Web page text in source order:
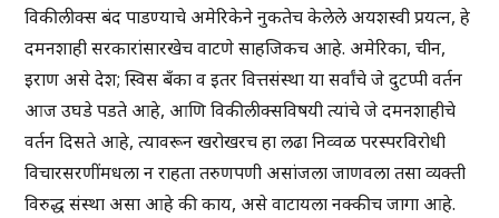
विकीलीक्स बंद पाडण्याचे अमेरिकेने नुकतेच केलेले अयशस्वी प्रयत्न, हे
दमनशाही सरकारांसारखेच वाटणे साहजिकच आहे. अमेरिका, चीन,
इराण असे देश; स्विस बँका व इतर वित्तसंस्था या सर्वांचे जे दुटप्पी वर्तन
आज उघडे पडते आहे, आणि विकीलीक्सविषयी त्यांचे जे दमनशाहीचे
वर्तन दिसते आहे, त्यावरून खरोखरच हा लढा निव्वळ परस्परविरोधी
विचारसरणींमधला न राहता तरुणपणी असांजला जाणवला तसा व्यक्ती
विरुद्ध संस्था असा आहे की काय, असे वाटायला नक्कीच जागा आहे.